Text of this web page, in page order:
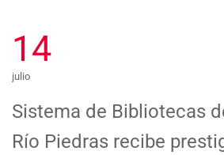
14
julio
Sistema de Bibliotecas
Río Piedras recibe